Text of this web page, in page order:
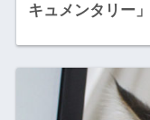
キュメンタリー」